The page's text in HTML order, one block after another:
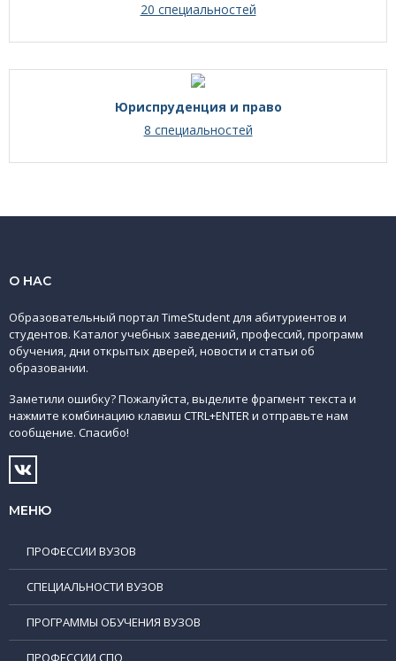
20 специальностей
Юриспруденция и право
8 специальностей
О НАС
Образовательный портал TimeStudent для абитуриентов и
студентов. Каталог учебных заведений, профессий, программ
обучения, дни открытых дверей, новости и статьи об
образовании.
Заметили ошибку? Пожалуйста, выделите фрагмент текста и
нажмите комбинацию клавиш CTRL+ENTER и отправьте нам
сообщение. Спасибо!
МЕНЮ
ПРОФЕССИИ ВУЗОВ
СПЕЦИАЛЬНОСТИ ВУЗОВ
ПРОГРАММЫ ОБУЧЕНИЯ ВУЗОВ
ПРОФЕССИИ СПО